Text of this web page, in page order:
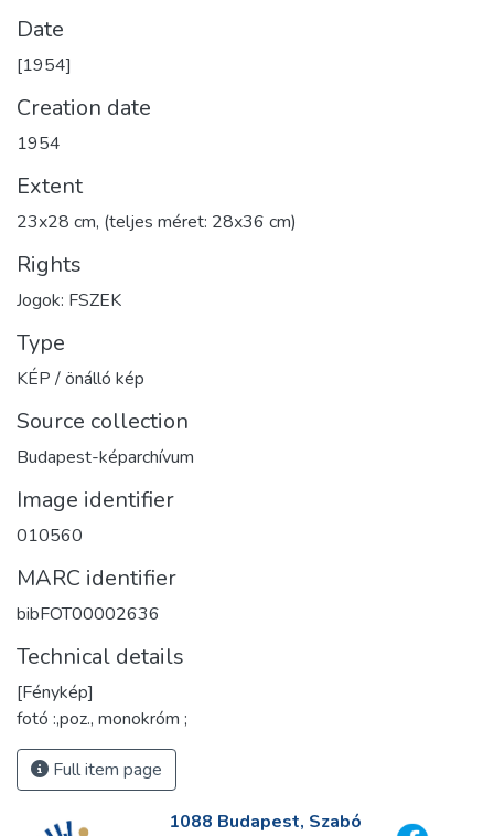
Date
[1954]
Creation date
1954
Extent
23x28 cm, (teljes méret: 28x36 cm)
Rights
Jogok: FSZEK
Type
KÉP / önálló kép
Source collection
Budapest-képarchívum
Image identifier
010560
MARC identifier
bibFOT00002636
Technical details
[Fénykép]
fotó :,poz., monokróm ;
Full item page
1088 Budapest, Szabó